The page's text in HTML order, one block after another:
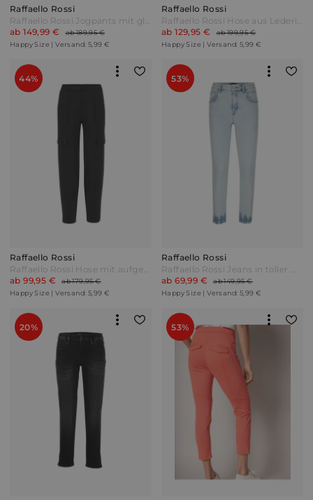
Raffaello Rossi
Raffaello Rossi Jogpants mit glitzernder Außenseite im allover Design Grün
ab 149,99 €
ab 189,95 €
Happy Size | Versand: 5,99 €
Raffaello Rossi
Raffaello Rossi Hose aus Lederimitat Braun
ab 129,95 €
ab 199,95 €
Happy Size | Versand: 5,99 €
44%
Raffaello Rossi
Raffaello Rossi Hose mit aufgesetzten Cargotaschen Schwarz
ab 99,95 €
ab 179,95 €
Happy Size | Versand: 5,99 €
53%
Raffaello Rossi
Raffaello Rossi Jeans in toller Waschung Blue bleached Blau
ab 69,99 €
ab 149,95 €
Happy Size | Versand: 5,99 €
20% 53%